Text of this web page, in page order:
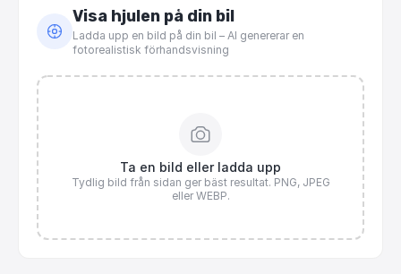
Visa hjulen på din bil
Ladda upp en bild på din bil – AI genererar en
fotorealistisk förhandsvisning
Ta en bild eller ladda upp
Tydlig bild från sidan ger bäst resultat. PNG, JPEG
eller WEBP.